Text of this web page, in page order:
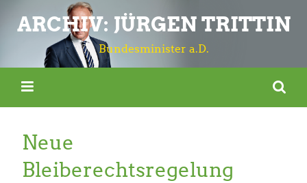
ARCHIV: JÜRGEN TRITTIN
Bundesminister a.D.
Neue
Bleiberechtsregelung